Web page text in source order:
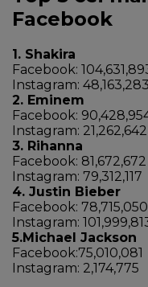
Facebook
1. Shakira
Facebook:
Instagram: 48,163,283
2. Eminem
Facebook:
Instagram: 21,262,642
3. Rihanna
Facebook: 81,672,672
Instagram: 79,312,117
4. Justin Bieber
Facebook: 78,715,050
Instagram:
5.Michael Jackson
Facebook:75,010,081
Instagram: 2,174,775